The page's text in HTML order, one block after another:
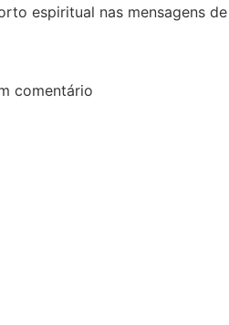
espiritual nas mensagens de
comentário